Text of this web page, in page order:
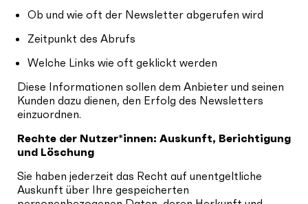
Ob und wie oft der Newsletter abgerufen wird
Zeitpunkt des Abrufs
Welche Links wie oft geklickt werden
Diese Informationen sollen dem Anbieter und seinen
Kunden dazu dienen, den Erfolg des Newsletters
einzuordnen.
Rechte der Nutzer*innen: Auskunft, Berichtigung
und Löschung
Sie haben jederzeit das Recht auf unentgeltliche
Auskunft über Ihre gespeicherten